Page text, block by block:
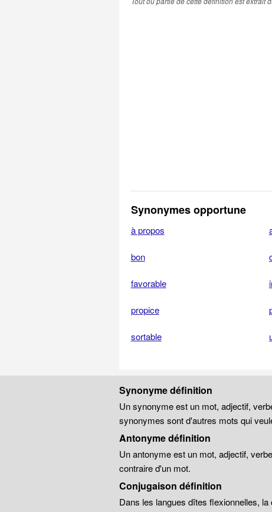
Synonymes opportune
à propos
bon
favorable
propice
sortable
Synonyme définition
Un synonyme est un mot, adjectif,
synonymes sont d'autres mots qui
Antonyme définition
Un antonyme est un mot, adjectif,
contraire d'un mot.
Conjugaison définition
Dans les langues dîtes flexionnelles,